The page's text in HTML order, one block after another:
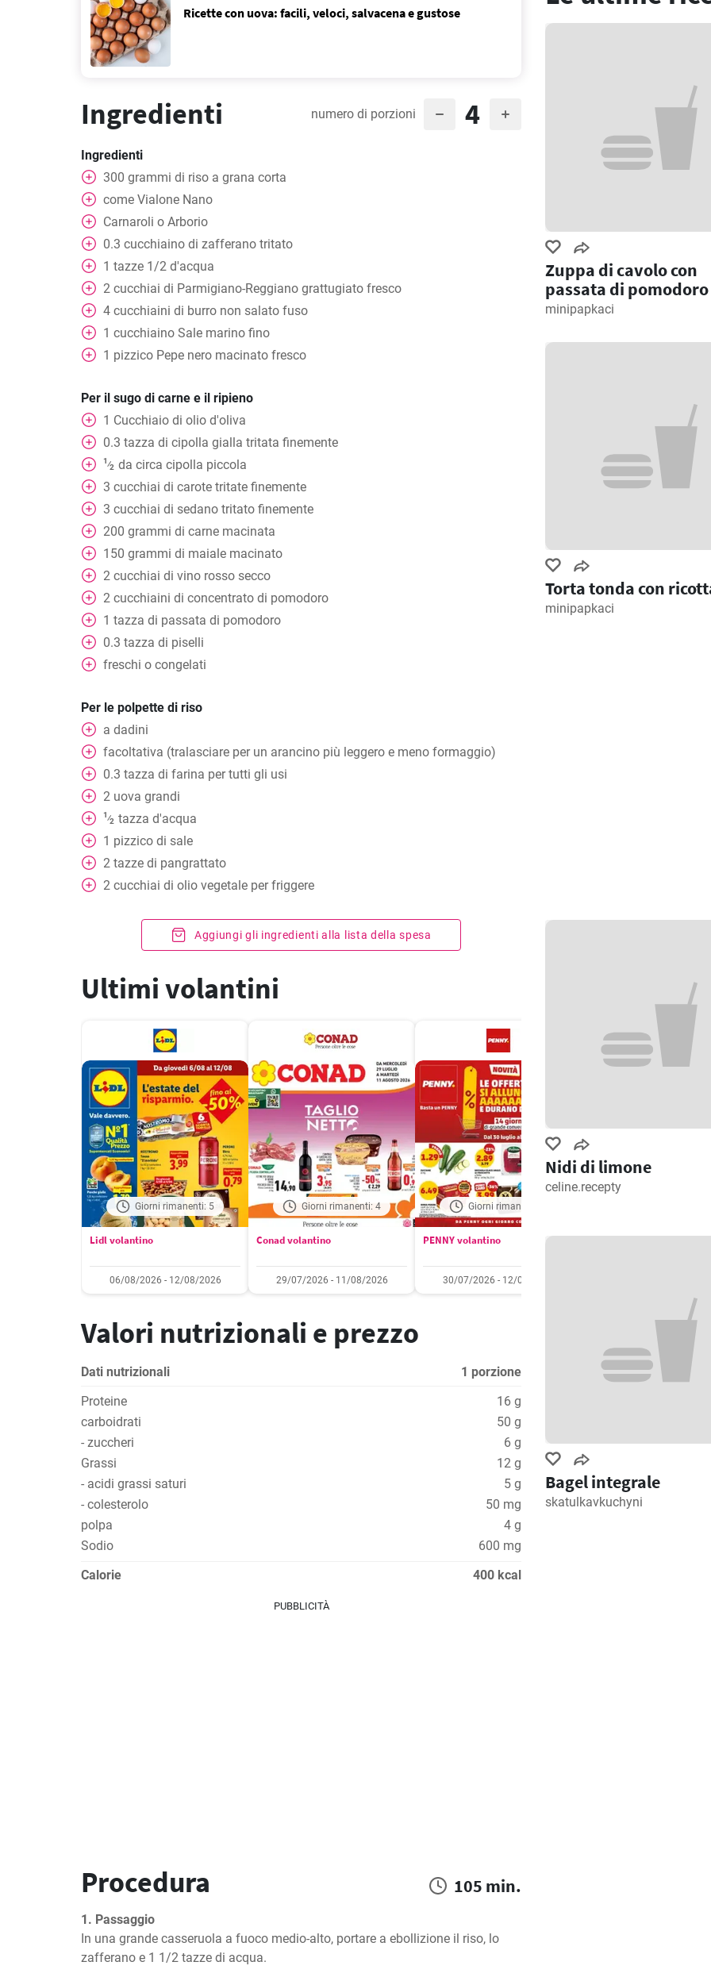
Ricette con uova: facili, veloci, salvacena e gustose
Ingredienti numero di porzioni 4
Ingredienti
300 grammi di riso a grana corta
come Vialone Nano
Carnaroli o Arborio
0.3 cucchiaino di zafferano tritato
1 tazze 1/2 d'acqua
2 cucchiai di Parmigiano-Reggiano grattugiato fresco
4 cucchiaini di burro non salato fuso
1 cucchiaino Sale marino fino
1 pizzico Pepe nero macinato fresco
Per il sugo di carne e il ripieno
1 Cucchiaio di olio d'oliva
0.3 tazza di cipolla gialla tritata finemente
1⁄2 da circa cipolla piccola
3 cucchiai di carote tritate finemente
3 cucchiai di sedano tritato finemente
200 grammi di carne macinata
150 grammi di maiale macinato
2 cucchiai di vino rosso secco
2 cucchiaini di concentrato di pomodoro
1 tazza di passata di pomodoro
0.3 tazza di piselli
freschi o congelati
Per le polpette di riso
a dadini
facoltativa (tralasciare per un arancino più leggero e meno formaggio)
0.3 tazza di farina per tutti gli usi
2 uova grandi
1⁄2 tazza d'acqua
1 pizzico di sale
2 tazze di pangrattato
2 cucchiai di olio vegetale per friggere
Aggiungi gli ingredienti alla lista della spesa
Ultimi volantini
Giorni rimanenti: 5
Lidl volantino
06/08/2026 - 12/08/2026
Giorni rimanenti: 4
Conad volantino
29/07/2026 - 11/08/2026
Giorni rimanenti: 5
PENNY volantino
30/07/2026 - 12/08/2026
Aldi volantino
Valori nutrizionali e prezzo
Dati nutrizionali
1 porzione
Proteine
16 g
carboidrati
50 g
- zuccheri
6 g
Grassi
12 g
- acidi grassi saturi
5 g
- colesterolo
50 mg
polpa
4 g
Sodio
600 mg
Calorie
400 kcal
PUBBLICITÀ
Procedura 105 min.
1. Passaggio
In una grande casseruola a fuoco medio-alto, portare a ebollizione il riso, lo
zafferano e 1 1/2 tazze di acqua.
Zuppa di cavolo con
passata di pomodoro
minipapkaci
Torta tonda con
minipapkaci
Nidi di limone
celine.recepty
Bagel integrale
skatulkavkuchyni